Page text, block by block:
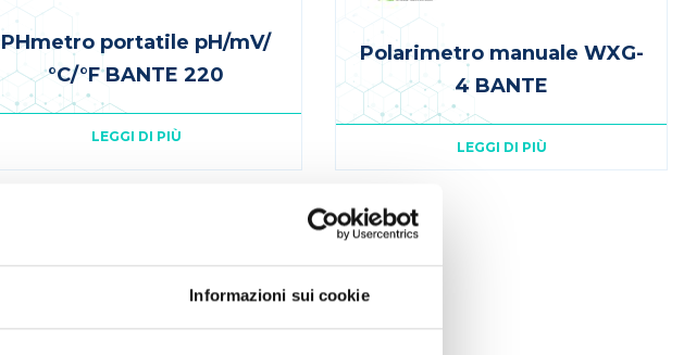
Informazioni sui cookie
PHmetro portatile pH/mV/
°C/°F BANTE 220
LEGGI DI PIÙ
Polarimetro manuale WXG-
4 BANTE
LEGGI DI PIÙ